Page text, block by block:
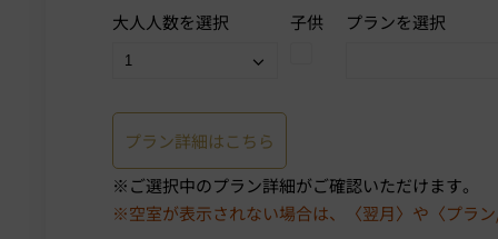
大人人数を選択 子供 プランを選択
プラン詳細はこちら
ご選択中のプラン詳細がご確認いただけます。
空室が表示されない場合は、〈翌月〉や〈プラ